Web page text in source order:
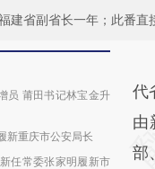
建省副省长一年；此番直
员 莆田书记林宝金升
新重庆市公安局长
任常委张家明履新市
代
由
部